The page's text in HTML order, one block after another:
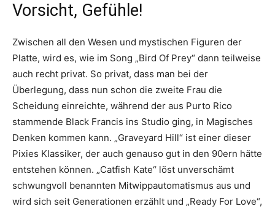
Vorsicht, Gefühle!
Zwischen all den Wesen und mystischen Figuren der
Platte, wird es, wie im Song „Bird Of Prey“ dann teilweise
auch recht privat. So privat, dass man bei der
Überlegung, dass nun schon die zweite Frau die
Scheidung einreichte, während der aus Purto Rico
stammende Black Francis ins Studio ging, in Magisches
Denken kommen kann. „Graveyard Hill“ ist einer dieser
Pixies Klassiker, der auch genauso gut in den 90ern hätte
entstehen können. „Catfish Kate“ löst unverschämt
schwungvoll benannten Mitwippautomatismus aus und
wird sich seit Generationen erzählt und „Ready For Love“,